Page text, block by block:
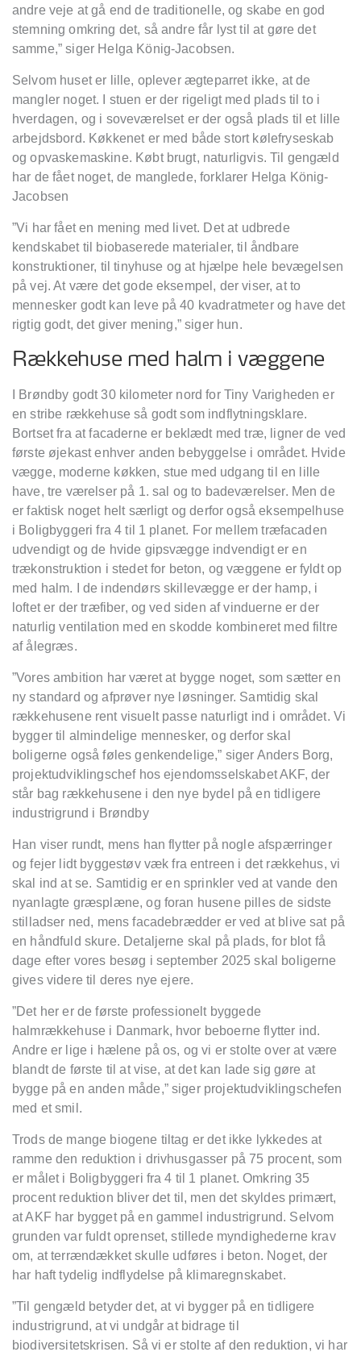
andre veje at gå end de traditionelle, og skabe en god
stemning omkring det, så andre får lyst til at gøre det
samme,” siger Helga König-Jacobsen.
Selvom huset er lille, oplever ægteparret ikke, at de
mangler noget. I stuen er der rigeligt med plads til to i
hverdagen, og i soveværelset er der også plads til et lille
arbejdsbord. Køkkenet er med både stort kølefryseskab
og opvaskemaskine. Købt brugt, naturligvis. Til gengæld
har de fået noget, de manglede, forklarer Helga König-
Jacobsen
”Vi har fået en mening med livet. Det at udbrede
kendskabet til biobaserede materialer, til åndbare
konstruktioner, til tinyhuse og at hjælpe hele bevægelsen
på vej. At være det gode eksempel, der viser, at to
mennesker godt kan leve på 40 kvadratmeter og have det
rigtig godt, det giver mening,” siger hun.
Rækkehuse med halm i væggene
I Brøndby godt 30 kilometer nord for Tiny Varigheden er
en stribe rækkehuse så godt som indflytningsklare.
Bortset fra at facaderne er beklædt med træ, ligner de ved
første øjekast enhver anden bebyggelse i området. Hvide
vægge, moderne køkken, stue med udgang til en lille
have, tre værelser på 1. sal og to badeværelser. Men de
er faktisk noget helt særligt og derfor også eksempelhuse
i Boligbyggeri fra 4 til 1 planet. For mellem træfacaden
udvendigt og de hvide gipsvægge indvendigt er en
trækonstruktion i stedet for beton, og væggene er fyldt op
med halm. I de indendørs skillevægge er der hamp, i
loftet er der træfiber, og ved siden af vinduerne er der
naturlig ventilation med en skodde kombineret med filtre
af ålegræs.
”Vores ambition har været at bygge noget, som sætter en
ny standard og afprøver nye løsninger. Samtidig skal
rækkehusene rent visuelt passe naturligt ind i området. Vi
bygger til almindelige mennesker, og derfor skal
boligerne også føles genkendelige,” siger Anders Borg,
projektudviklingschef hos ejendomsselskabet AKF, der
står bag rækkehusene i den nye bydel på en tidligere
industrigrund i Brøndby
Han viser rundt, mens han flytter på nogle afspærringer
og fejer lidt byggestøv væk fra entreen i det rækkehus, vi
skal ind at se. Samtidig er en sprinkler ved at vande den
nyanlagte græsplæne, og foran husene pilles de sidste
stilladser ned, mens facadebrædder er ved at blive sat på
en håndfuld skure. Detaljerne skal på plads, for blot få
dage efter vores besøg i september 2025 skal boligerne
gives videre til deres nye ejere.
”Det her er de første professionelt byggede
halmrækkehuse i Danmark, hvor beboerne flytter ind.
Andre er lige i hælene på os, og vi er stolte over at være
blandt de første til at vise, at det kan lade sig gøre at
bygge på en anden måde,” siger projektudviklingschefen
med et smil.
Trods de mange biogene tiltag er det ikke lykkedes at
ramme den reduktion i drivhusgasser på 75 procent, som
er målet i Boligbyggeri fra 4 til 1 planet. Omkring 35
procent reduktion bliver det til, men det skyldes primært,
at AKF har bygget på en gammel industrigrund. Selvom
grunden var fuldt oprenset, stillede myndighederne krav
om, at terrændækket skulle udføres i beton. Noget, der
har haft tydelig indflydelse på klimaregnskabet.
”Til gengæld betyder det, at vi bygger på en tidligere
industrigrund, at vi undgår at bidrage til
biodiversitetskrisen. Så vi er stolte af den reduktion, vi har